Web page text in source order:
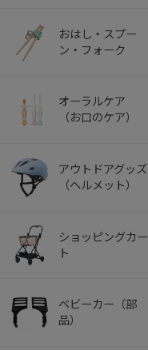
おはし・スプー
ン・フォーク
オーラルケア
（お口のケア）
アウトドアグッズ
（ヘルメット）
ショッピングカー
ト
ベビーカー（部
品）